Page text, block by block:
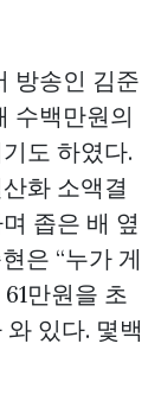
방송인 김준
수백만원의
도 하였다.
화 소액결
좁은 배 옆
은 “누가 게
만원을 초
있다. 몇백